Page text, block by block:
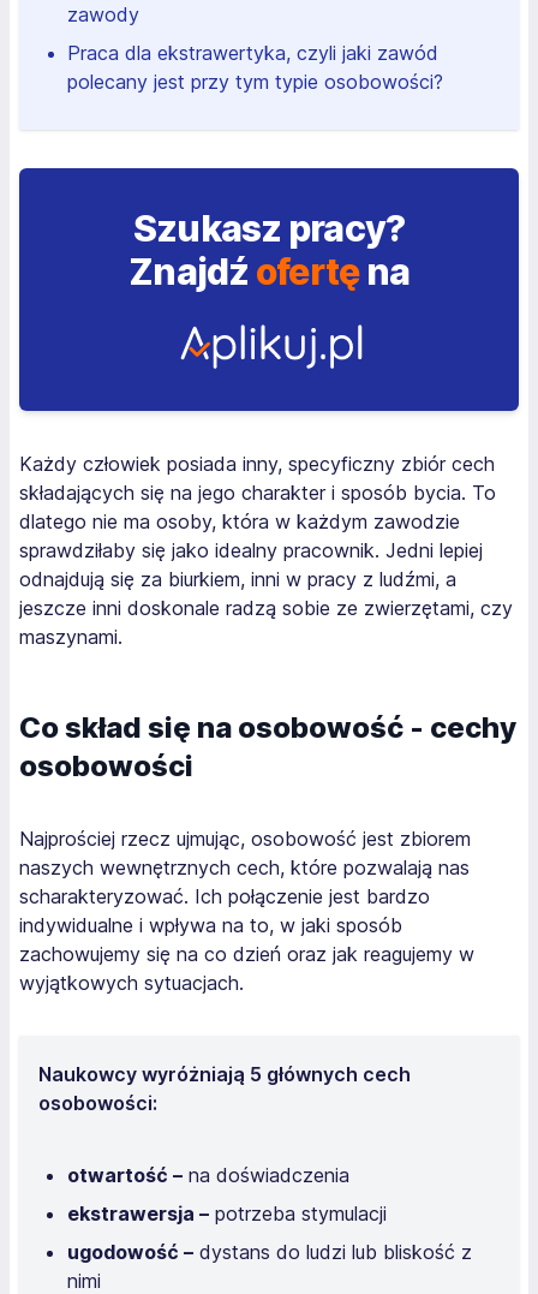
zawody
Praca dla ekstrawertyka, czyli jaki zawód
polecany jest przy tym typie osobowości?
Szukasz pracy?
Znajdź ofertęna
Każdy człowiek posiada inny, specyficzny zbiór cech
składających się na jego charakter i sposób bycia. To
dlatego nie ma osoby, która w każdym zawodzie
sprawdziłaby się jako idealny pracownik. Jedni lepiej
odnajdują się za biurkiem, inni w pracy z ludźmi, a
jeszcze inni doskonale radzą sobie ze zwierzętami, czy
maszynami.
Co skład się na osobowość - cechy
osobowości
Najprościej rzecz ujmując, osobowość jest zbiorem
naszych wewnętrznych cech, które pozwalają nas
scharakteryzować. Ich połączenie jest bardzo
indywidualne i wpływa na to, w jaki sposób
zachowujemy się na co dzień oraz jak reagujemy w
wyjątkowych sytuacjach.
Naukowcy wyróżniają 5 głównych cech
osobowości:
otwartość – na doświadczenia
ekstrawersja – potrzeba stymulacji
ugodowość – dystans do ludzi lub bliskość z
nimi